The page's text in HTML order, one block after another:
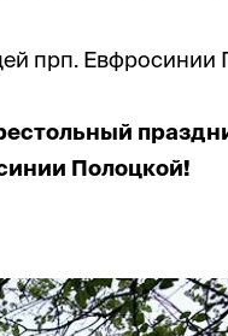
прп. Евфросинии
Полоцкой!